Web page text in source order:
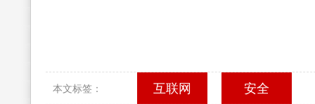
本文标签： 互联网 安全